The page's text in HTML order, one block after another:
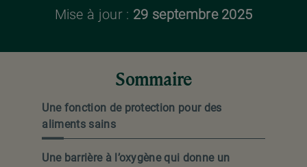
Mise à jour : 29 septembre 2025
Sommaire
Une fonction de protection pour des
aliments sains
Une barrière à l’oxygène qui donne un